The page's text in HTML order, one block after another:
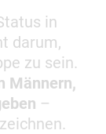
in
darum,
zu sein.
Männern,
–